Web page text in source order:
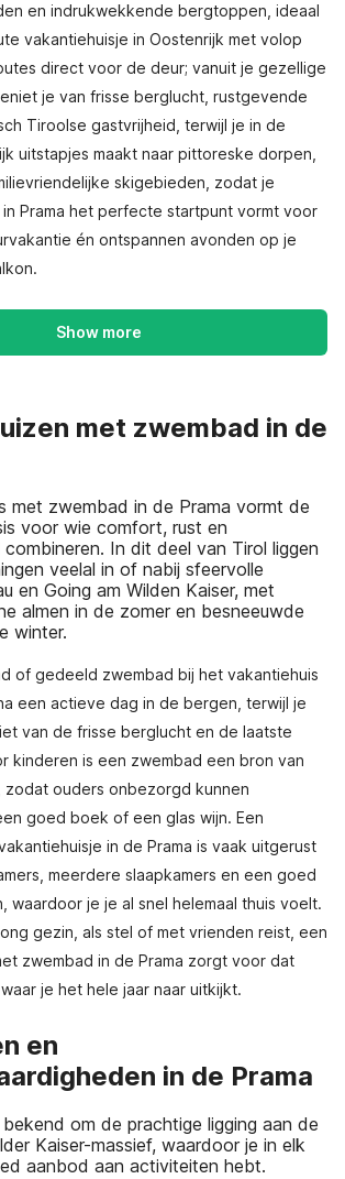
en indrukwekkende bergtoppen, ideaal
vakantiehuisje in Oostenrijk met volop
direct voor de deur; vanuit je gezellige
je van frisse berglucht, rustgevende
Tiroolse gastvrijheid, terwijl je in de
uitstapjes maakt naar pittoreske dorpen,
skigebieden, zodat je
Prama het perfecte startpunt vormt voor
én ontspannen avonden op je
Show more
met zwembad in de
met zwembad in de Prama vormt de
voor wie comfort, rust en
In dit deel van Tirol liggen
veelal in of nabij sfeervolle
en Going am Wilden Kaiser, met
almen in de zomer en besneeuwde
winter.
of gedeeld zwembad bij het vakantiehuis
een actieve dag in de bergen, terwijl je
van de frisse berglucht en de laatste
kinderen is een zwembad een bron van
zodat ouders onbezorgd kunnen
goed boek of een glas wijn. Een
in de Prama is vaak uitgerust
meerdere slaapkamers en een goed
waardoor je je al snel helemaal thuis voelt.
gezin, als stel of met vrienden reist, een
zwembad in de Prama zorgt voor dat
je het hele jaar naar uitkijkt.
en
in de Prama
om de prachtige ligging aan de
Kaiser-massief, waardoor je in elk
aanbod aan activiteiten hebt.